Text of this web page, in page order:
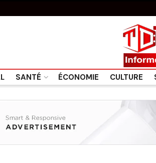
SANTÉ ÉCONOMIE CULTURE